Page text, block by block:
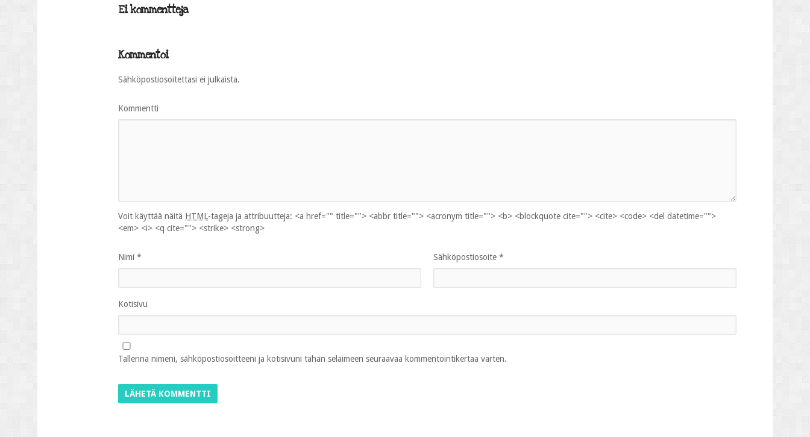
Ei kommentteja
Kommentoi
Sähköpostiosoitettasi ei julkaista.
Kommentti
Voit käyttää näitä HTML-tageja ja attribuutteja: <a href="" title=""> <abbr title=""> <acronym title=""> <b> <blockquote cite=""> <cite> <code> <del datetime="">
<em> <i> <q cite=""> <strike> <strong>
Nimi * Sähköpostiosoite *
Kotisivu
Tallenna nimeni, sähköpostiosoitteeni ja kotisivuni tähän selaimeen seuraavaa kommentointikertaa varten.